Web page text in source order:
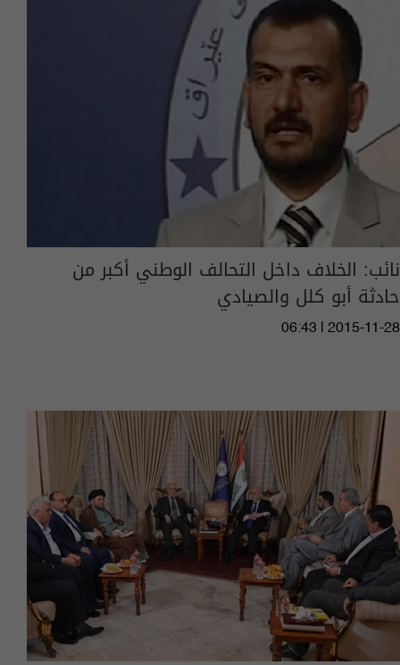
نائب: الخلاف داخل التحالف الوطني أكبر من
حادثة أبو كلل والصيادي
06:43 | 2015-11-28